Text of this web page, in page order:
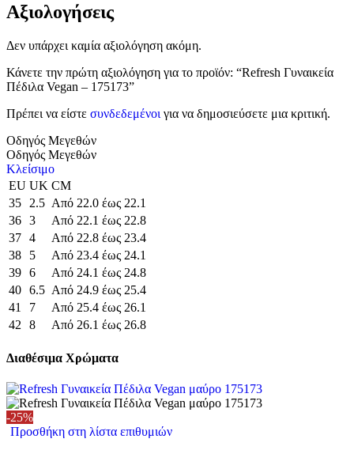
Αξιολογήσεις
Δεν υπάρχει καμία αξιολόγηση ακόμη.
Κάνετε την πρώτη αξιολόγηση για το προϊόν: “Refresh Γυναικεία
Πέδιλα Vegan – 175173”
Πρέπει να είστε συνδεδεμένοι για να δημοσιεύσετε μια κριτική.
Οδηγός Μεγεθών
Οδηγός Μεγεθών
Κλείσιμο
EU UK CM
35
2.5 Από 22.0 έως 22.1
36 3
Από 22.1 έως 22.8
37 4
Από 22.8 έως 23.4
38
5
Από 23.4 έως 24.1
39 6
Από 24.1 έως 24.8
40 6.5 Από 24.9 έως 25.4
41
7
Από 25.4 έως 26.1
42
8 Από 26.1 έως 26.8
Διαθέσιμα Χρώματα
-25%
Προσθήκη στη λίστα επιθυμιών